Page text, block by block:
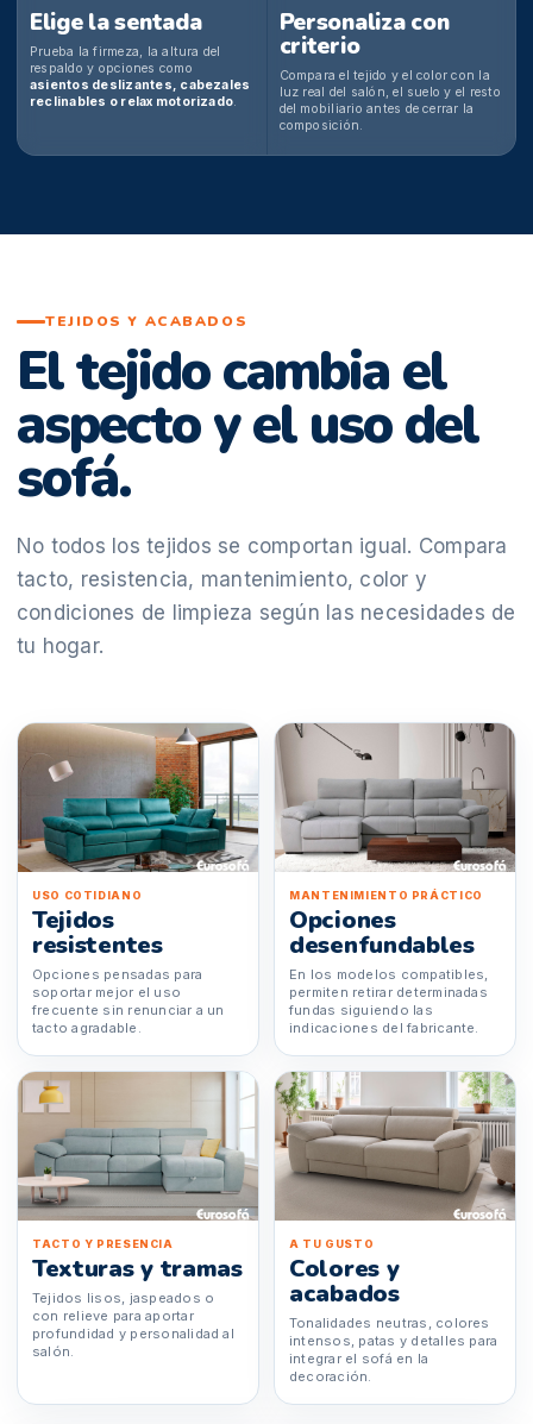
Elige la sentada
Prueba la firmeza, la altura del
respaldo y opciones como
asientos deslizantes, cabezales
reclinables o relax motorizado.
Personaliza con
criterio
Compara el tejido y el color con la
luz real del salón, el suelo y el resto
del mobiliario antes de cerrar la
composición.
TEJIDOS Y ACABADOS
El tejido cambia el
aspecto y el uso del
sofá.
No todos los tejidos se comportan igual. Compara
tacto, resistencia, mantenimiento, color y
condiciones de limpieza según las necesidades de
tu hogar.
USO COTIDIANO
Tejidos
resistentes
Opciones pensadas para
soportar mejor el uso
frecuente sin renunciar a un
tacto agradable.
MANTENIMIENTO PRÁCTICO
Opciones
desenfundables
En los modelos compatibles,
permiten retirar determinadas
fundas siguiendo las
indicaciones del fabricante.
TACTO Y PRESENCIA
Texturas y tramas
Tejidos lisos, jaspeados o
con relieve para aportar
profundidad y personalidad al
salón.
A TU GUSTO
Colores y
acabados
Tonalidades neutras, colores
intensos, patas y detalles para
integrar el sofá en la
decoración.